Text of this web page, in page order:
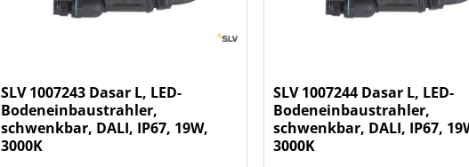
SLV 1007243 Dasar L, LED-
Bodeneinbaustrahler,
schwenkbar, DALI, IP67, 19W,
3000K
SLV 1007244 Dasar L, LED-
Bodeneinbaustrahler,
schwenkbar, DALI, IP67,
3000K